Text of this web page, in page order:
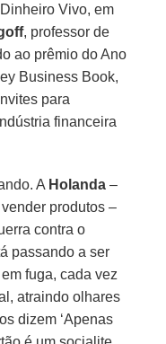
Vivo, em
, professor de
ao prêmio do Ano
Business Book,
para
financeira
A Holanda –
produtos –
contra o
passando a ser
fuga, cada vez
atraindo olhares
dizem ‘Apenas